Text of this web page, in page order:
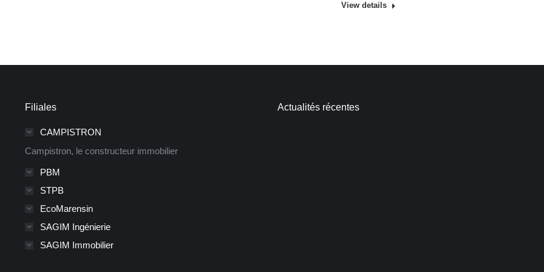
View details
Filiales
CAMPISTRON
Campistron, le constructeur immobilier
PBM
STPB
EcoMarensin
SAGIM Ingénierie
SAGIM Immobilier
Actualités récentes